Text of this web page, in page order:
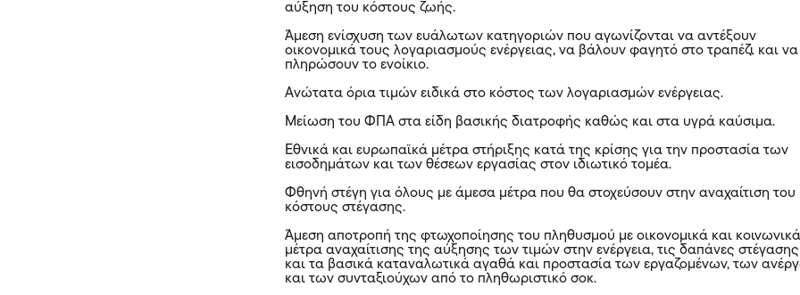
αύξηση του κόστους ζωής.
Άμεση ενίσχυση των ευάλωτων κατηγοριών που αγωνίζονται να αντέξουν
οικονομικά τους λογαριασμούς ενέργειας, να βάλουν φαγητό στο τραπέζι και να
πληρώσουν το ενοίκιο.
Ανώτατα όρια τιμών ειδικά στο κόστος των λογαριασμών ενέργειας.
Μείωση του ΦΠΑ στα είδη βασικής διατροφής καθώς και στα υγρά καύσιμα.
Εθνικά και ευρωπαϊκά μέτρα στήριξης κατά της κρίσης για την προστασία των
εισοδημάτων και των θέσεων εργασίας στον ιδιωτικό τομέα.
Φθηνή στέγη για όλους με άμεσα μέτρα που θα στοχεύσουν στην αναχαίτιση του
κόστους στέγασης.
Άμεση αποτροπή της φτωχοποίησης του πληθυσμού με οικονομικά και κοινωνικά
μέτρα αναχαίτισης της αύξησης των τιμών στην ενέργεια, τις δαπάνες στέγασης
και τα βασικά καταναλωτικά αγαθά και προστασία των εργαζομένων, των
και των συνταξιούχων από το πληθωριστικό σοκ.